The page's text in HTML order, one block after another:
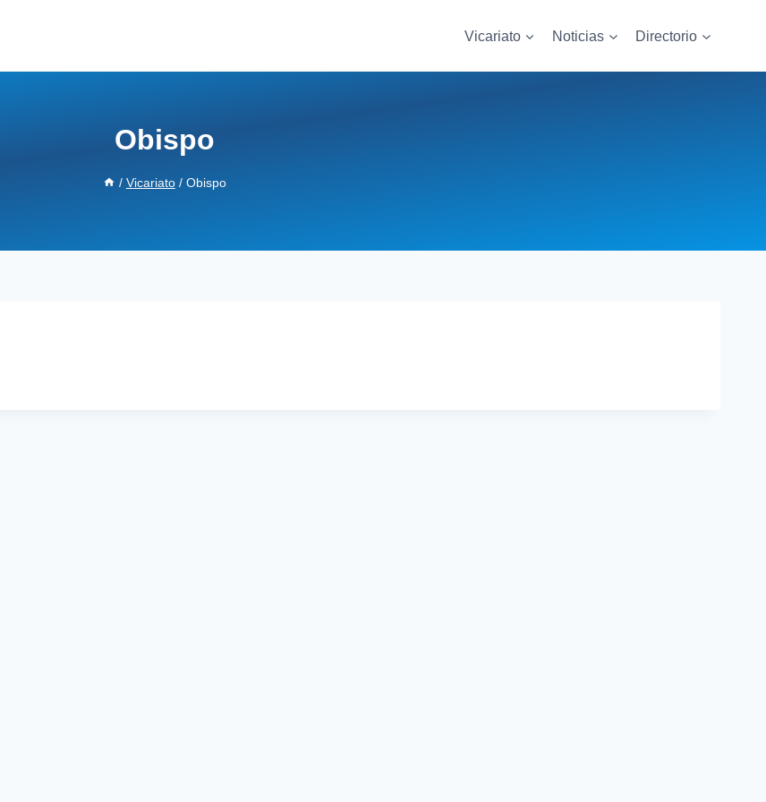
Vicariato Noticias Directorio
Obispo
/ Vicariato / Obispo